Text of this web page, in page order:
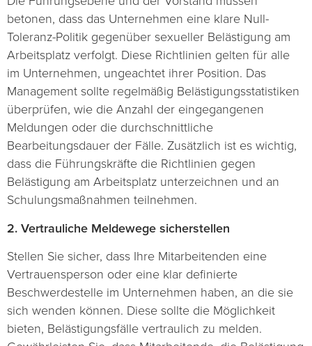
betonen, dass das Unternehmen eine klare Null-
Toleranz-Politik gegenüber sexueller Belästigung am
Arbeitsplatz verfolgt. Diese Richtlinien gelten für alle
im Unternehmen, ungeachtet ihrer Position. Das
Management sollte regelmäßig Belästigungsstatistiken
überprüfen, wie die Anzahl der eingegangenen
Meldungen oder die durchschnittliche
Bearbeitungsdauer der Fälle. Zusätzlich ist es wichtig,
dass die Führungskräfte die Richtlinien gegen
Belästigung am Arbeitsplatz unterzeichnen und an
Schulungsmaßnahmen teilnehmen.
2. Vertrauliche Meldewege sicherstellen
Stellen Sie sicher, dass Ihre Mitarbeitenden eine
Vertrauensperson oder eine klar definierte
Beschwerdestelle im Unternehmen haben, an die sie
sich wenden können. Diese sollte die Möglichkeit
bieten, Belästigungsfälle vertraulich zu melden.